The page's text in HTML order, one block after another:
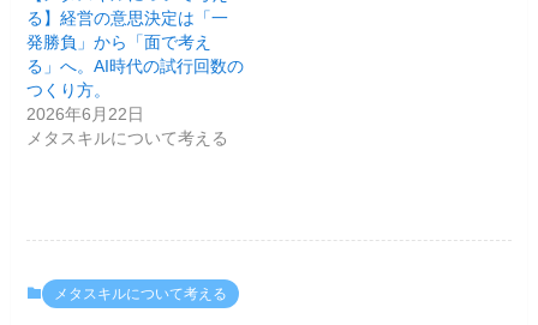
る】経営の意思決定は「一
発勝負」から「面で考え
る」へ。AI時代の試行回数の
つくり方。
2026年6月22日
メタスキルについて考える
メタスキルについて考える